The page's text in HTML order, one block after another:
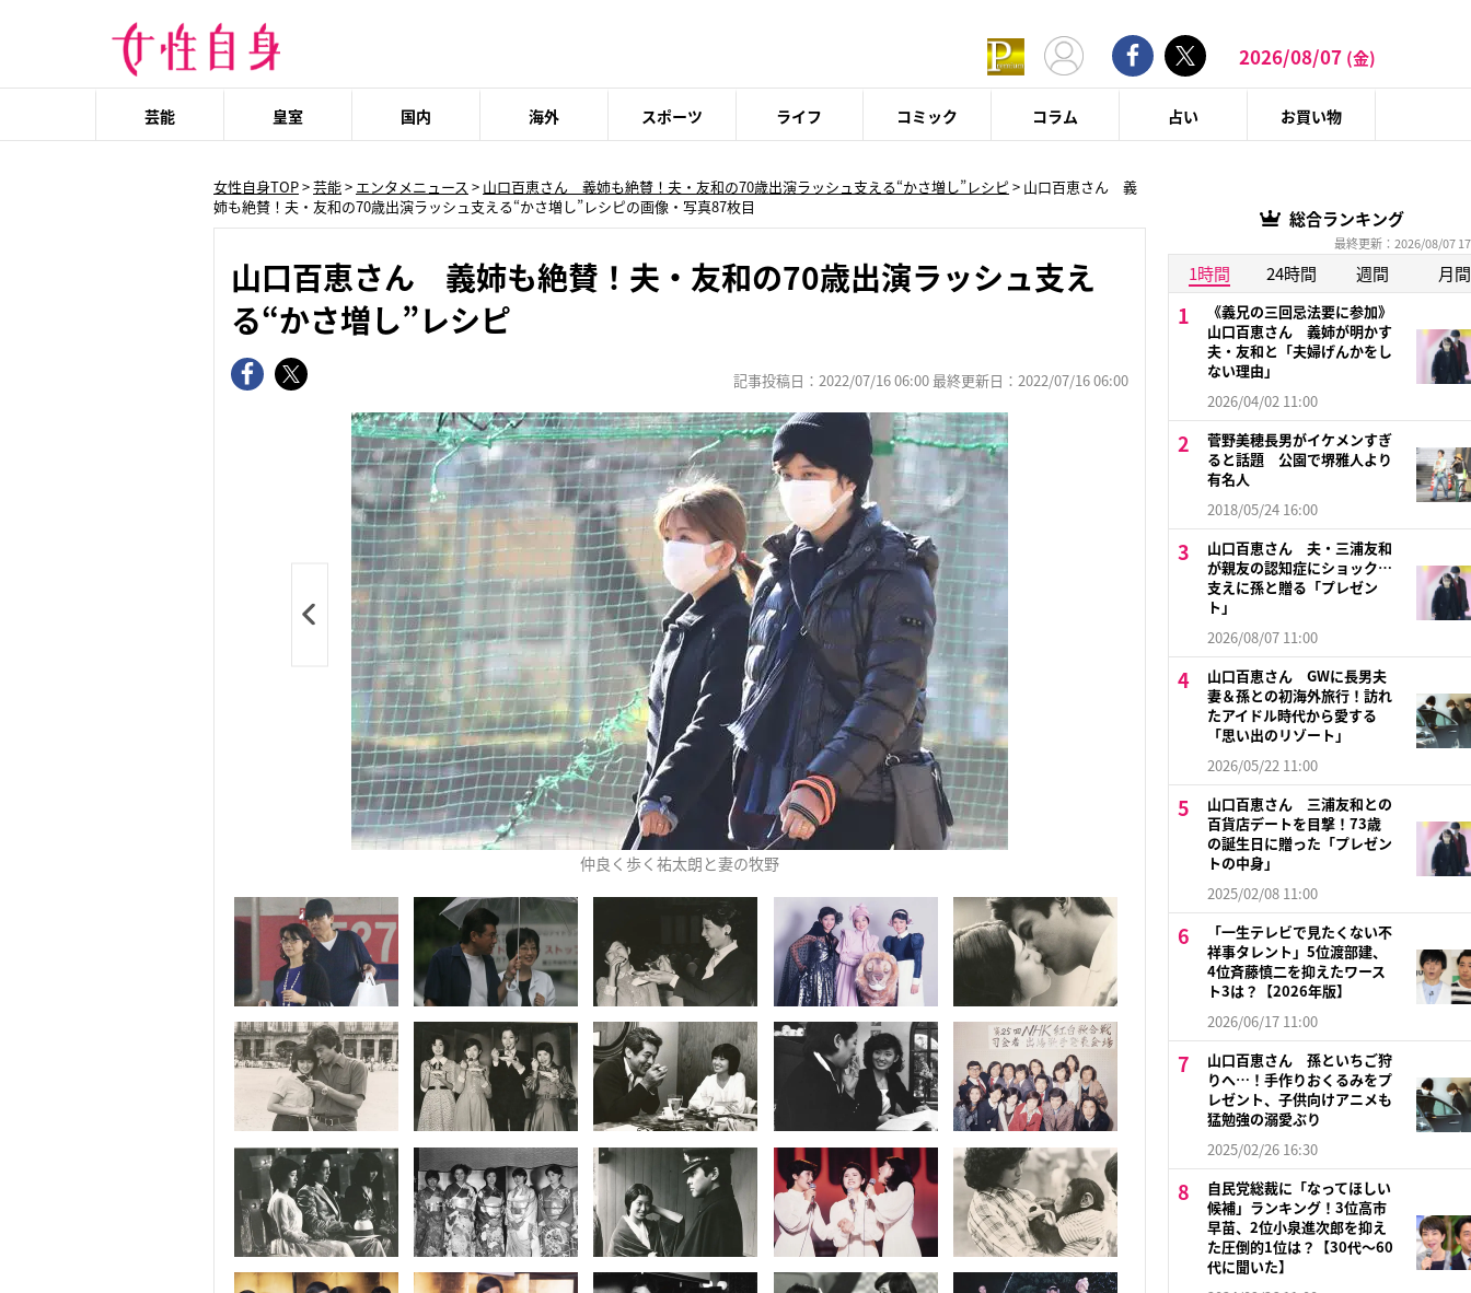
2026/08/07 (金)
芸能 皇室 国内 海外 スポーツ ライフ コミック コラム 占い お買い物
女性自身TOP>芸能> エンタメニュース > 山口百恵さん 義姉も絶賛！夫・友和の70歳出演ラッシュ支える“かさ増し”レシピ > 山口百恵さん 義
姉も絶賛！夫・友和の70歳出演ラッシュ支える“かさ増し”レシピの画像・写真87枚目
山口百恵さん 義姉も絶賛！夫・友和の70歳出演ラッシュ支え
る“かさ増し”レシピ
記事投稿日：2022/07/16 06:00 最終更新日：2022/07/16 06:00
仲良く歩く祐太朗と妻の牧野
総合ランキング
最終更新：2026/08/07
1時間 24時間 週間 月間
《義兄の三回忌法要に参加》
山口百恵さん 義姉が明かす
夫・友和と「夫婦げんかをし
ない理由」
2026/04/02 11:00
菅野美穂長男がイケメンすぎ
ると話題 公園で堺雅人より
有名人
2018/05/24 16:00
山口百恵さん 夫・三浦友和
が親友の認知症にショック…
支えに孫と贈る「プレゼン
ト」
2026/08/07 11:00
山口百恵さん GWに長男夫
妻＆孫との初海外旅行！訪れ
たアイドル時代から愛する
「思い出のリゾート」
2026/05/22 11:00
山口百恵さん 三浦友和との
百貨店デートを目撃！73歳
の誕生日に贈った「プレゼン
トの中身」
2025/02/08 11:00
「一生テレビで見たくない不
祥事タレント」5位渡部建、
4位斉藤慎二を抑えたワース
ト3は？【2026年版】
2026/06/17 11:00
山口百恵さん 孫といちご狩
りへ…！手作りおくるみをプ
レゼント、子供向けアニメも
猛勉強の溺愛ぶり
2025/02/26 16:30
自民党総裁に「なってほしい
候補」ランキング！3位高市
早苗、2位小泉進次郎を抑え
た圧倒的1位は？【30代〜60
代に聞いた】